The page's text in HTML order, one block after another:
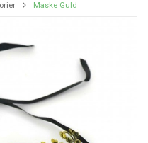
Maske Guld